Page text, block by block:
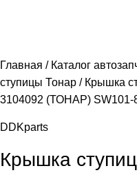
Главная Каталог
ступицы Тонар
Крышка
3104092 (ТОНАР) SW101-
DDKparts
Крышка